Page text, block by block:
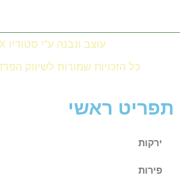
כל הזכויות שמורות לשיווק הפרדס
עוצב ונבנה ע”י סטודיו RIX
תפריט ראשי
ירקות
פירות